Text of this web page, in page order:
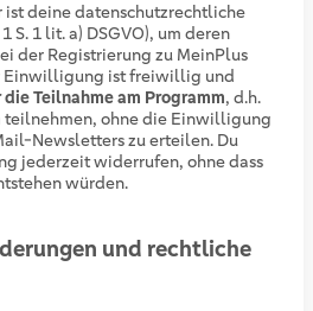
deine datenschutzrechtliche
S. 1 lit. a) DSGVO), um deren
der Registrierung zu MeinPlus
Einwilligung ist freiwillig und
Teilnahme am Programm, d.h.
teilnehmen, ohne die Einwilligung
Newsletters zu erteilen. Du
jederzeit widerrufen, ohne dass
würden.
und rechtliche